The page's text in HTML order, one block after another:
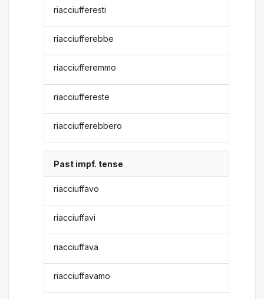
riacciufferesti
riacciufferebbe
riacciufferemmo
riacciuffereste
riacciufferebbero
Past impf. tense
riacciuffavo
riacciuffavi
riacciuffava
riacciuffavamo